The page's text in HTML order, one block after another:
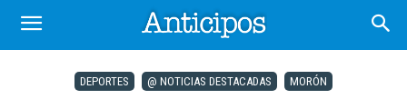
DEPORTES @ NOTICIAS DESTACADAS MORÓN